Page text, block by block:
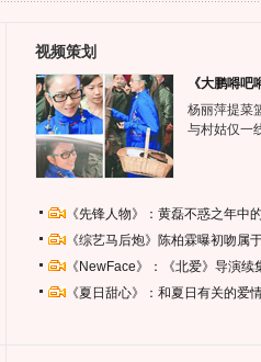
视频策划
《大鹏嘚吧
杨丽萍提菜
与村姑仅一
《先锋人物》：黄磊不惑之年中
《综艺马后炮》陈柏霖曝初吻属
《NewFace》：《北爱》导演续
《夏日甜心》：和夏日有关的爱